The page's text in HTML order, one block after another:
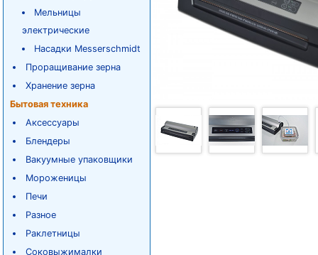
Мельницы
электрические
Насадки Messerschmidt
Проращивание зерна
Хранение зерна
Бытовая техника
Аксессуары
Блендеры
Вакуумные упаковщики
Мороженицы
Печи
Разное
Раклетницы
Соковыжималки